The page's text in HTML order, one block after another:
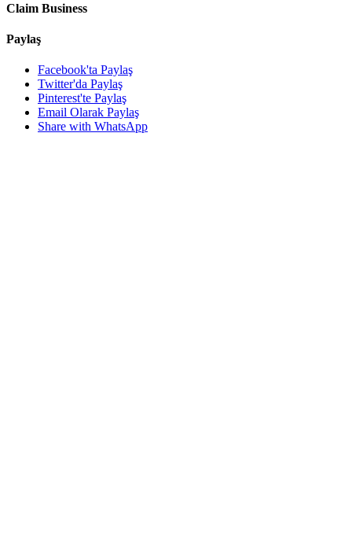
Claim Business
Paylaş
Facebook'ta Paylaş
Twitter'da Paylaş
Pinterest'te Paylaş
Email Olarak Paylaş
Share with WhatsApp